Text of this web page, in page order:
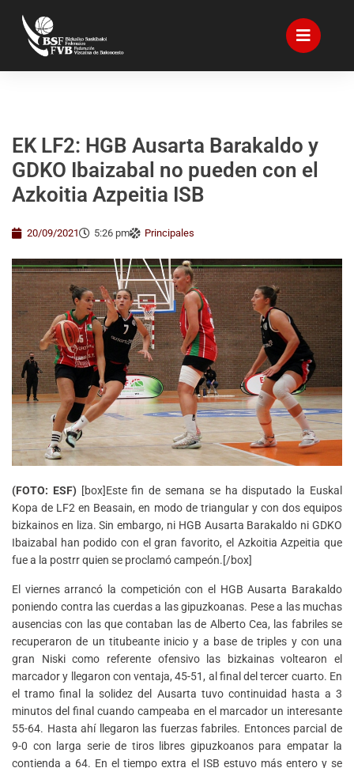
EK LF2: HGB Ausarta Barakaldo y
GDKO Ibaizabal no pueden con el
Azkoitia Azpeitia ISB
20/09/2021 5:26 pm Principales
(FOTO: ESF)[box]Este fin de semana se ha disputado la Euskal
Kopa de LF2 en Beasain, en modo de triangular y con dos equipos
bizkainos en liza. Sin embargo, ni HGB Ausarta Barakaldo ni GDKO
Ibaizabal han podido con el gran favorito, el Azkoitia Azpeitia que
fue a la postrr quien se proclamó campeón.[/box]
El viernes arrancó la competición con el HGB Ausarta Barakaldo
poniendo contra las cuerdas a las gipuzkoanas. Pese a las muchas
ausencias con las que contaban las de Alberto Cea, las fabriles se
recuperaron de un titubeante inicio y a base de triples y con una
gran Niski como referente ofensivo las bizkainas voltearon el
marcador y llegaron con ventaja, 45-51, al final del tercer cuarto. En
el tramo final la solidez del Ausarta tuvo continuidad hasta a 3
minutos del final cuando campeaba en el marcador un interesante
55-64. Hasta ahí llegaron las fuerzas fabriles. Entonces parcial de
9-0 con larga serie de tiros libres gipuzkoanos para empatar la
contienda a 64. En el tiempo extra el ISB estuvo más entero y se